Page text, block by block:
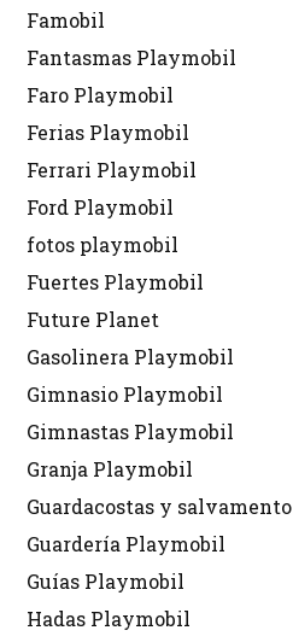
Famobil
Fantasmas Playmobil
Faro Playmobil
Ferias Playmobil
Ferrari Playmobil
Ford Playmobil
fotos playmobil
Fuertes Playmobil
Future Planet
Gasolinera Playmobil
Gimnasio Playmobil
Gimnastas Playmobil
Granja Playmobil
Guardacostas y salvamento
Guardería Playmobil
Guías Playmobil
Hadas Playmobil